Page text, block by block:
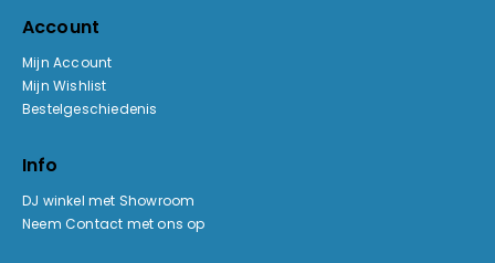
Account
Mijn Account
Mijn Wishlist
Bestelgeschiedenis
Info
DJ winkel met Showroom
Neem Contact met ons op